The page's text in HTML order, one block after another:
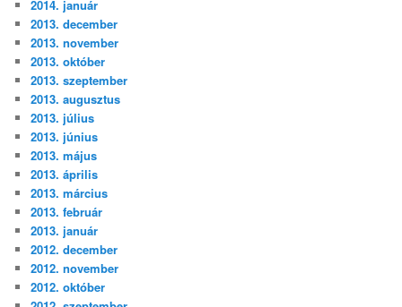
2014. január
2013. december
2013. november
2013. október
2013. szeptember
2013. augusztus
2013. július
2013. június
2013. május
2013. április
2013. március
2013. február
2013. január
2012. december
2012. november
2012. október